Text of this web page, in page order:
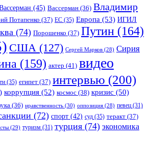
(45) Вассерман (36) Владимир
Потапенко (37) ЕС (35) Европа (53) ИГИЛ
(74) Порошенко (37) Путин (164)
США (127) Сергей Марков (28) Сирия
(159) актер (41) видео
(35) египет (37) интервью (200)
коррупция (52) космос (38) кризис (50)
(36) нравственность (30) оппозиция (28) певец (31)
(72) спорт (42) суд (35) теракт (37)
(29) туризм (31) турция (74) экономика